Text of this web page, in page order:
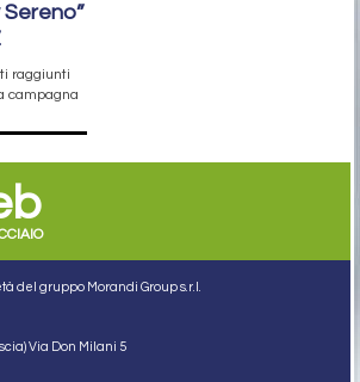
Sereno”
raggiunti
campagna
del gruppo Morandi Group s.r.l.
Via Don Milani 5